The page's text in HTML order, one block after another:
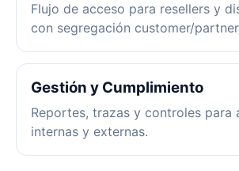
Flujo de acceso para resellers y
con segregación customer/
Gestión y Cumplimiento
Reportes, trazas y controles para
internas y externas.